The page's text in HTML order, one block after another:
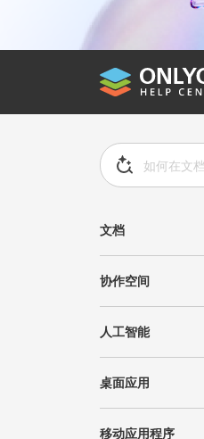
文档
协作空间
人工智能
桌面应用
移动应用程序